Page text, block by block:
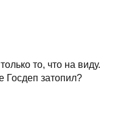
то, что на виду.
Госдеп затопил?